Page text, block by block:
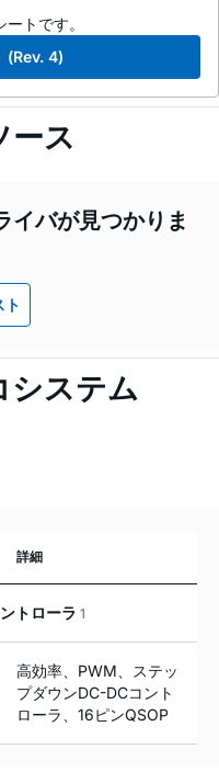
トです。
(Rev. 4)
ース
イバが見つかりま
ト
システム
詳細
トローラ 1
高効率、PWM、ステッ
プダウンDC-DCコント
ローラ、16ピンQSOP